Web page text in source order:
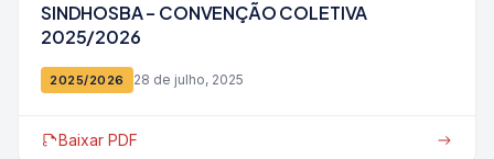
SINDHOSBA – CONVENÇÃO COLETIVA
2025/2026
2025/2026 28 de julho, 2025
Baixar PDF